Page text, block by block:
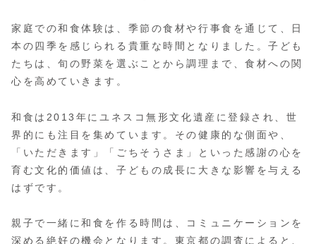
家庭での和食体験は、季節の食材や行事食を通じて、日
本の四季を感じられる貴重な時間となりました。子ども
たちは、旬の野菜を選ぶことから調理まで、食材への関
心を高めていきます。
和食は2013年にユネスコ無形文化遺産に登録され、世
界的にも注目を集めています。その健康的な側面や、
「いただきます」「ごちそうさま」といった感謝の心を
育む文化的価値は、子どもの成長に大きな影響を与える
はずです。
親子で一緒に和食を作る時間は、コミュニケーションを
深める絶好の機会となります。東京都の調査によると、